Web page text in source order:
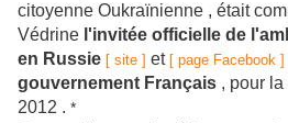
citoyenne Oukraïnienne , était
Védrine l'invitée officielle de
en Russie [ site ] et [ page Facebook ]
gouvernement Français , pour
2012 . *